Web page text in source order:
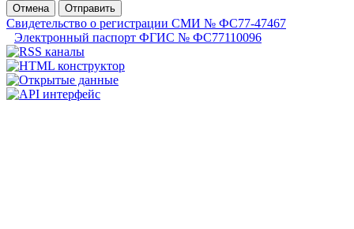
Отмена
Отправить
Свидетельство о регистрации СМИ № ФС77-47467
Электронный паспорт ФГИС № ФС77110096